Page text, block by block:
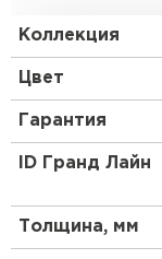
классическим
Kredo
Ваш дом будет
долгие годы.
длиной до 6,5
Коллекция
Цвет
Гарантия
ID Гранд Лайн
Толщина, мм